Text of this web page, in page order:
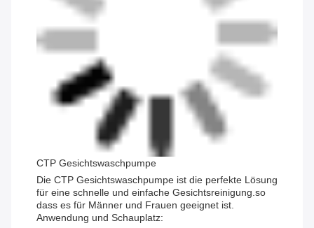
CTP Gesichtswaschpumpe
Die CTP Gesichtswaschpumpe ist die perfekte Lösung
für eine schnelle und einfache Gesichtsreinigung.so
dass es für Männer und Frauen geeignet ist.
Anwendung und Schauplatz: